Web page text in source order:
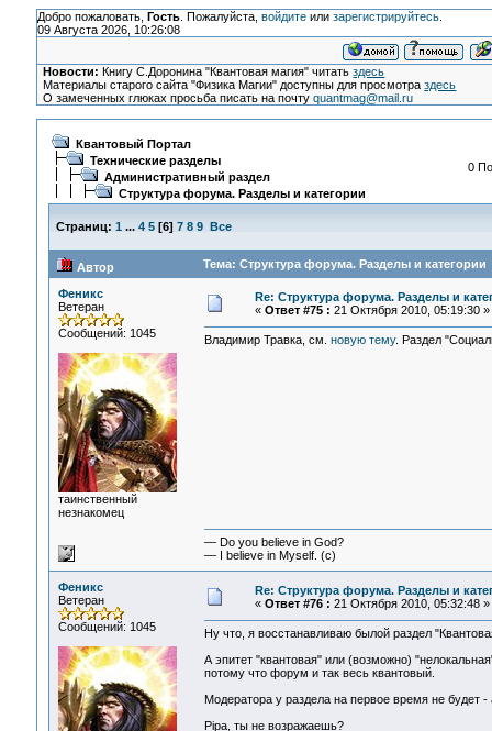
Добро пожаловать, Гость. Пожалуйста, войдитеили зарегистрируйтесь.
09 Августа 2026, 10:26:08
Новости: Книгу С.Доронина "Квантовая магия" читатьздесь
Материалы старого сайта "Физика Магии" доступны для просмотраздесь
О замеченных глюках просьба писать на почтуquantmag@mail.ru
Квантовый Портал
Технические разделы
Административный раздел
Структура форума. Разделы и категории
0
Страниц: 1 ... 4 5[6] 7 8 9 Все
Автор Тема: Структура форума. Разделы и категории
Феникс
Ветеран
Сообщений: 1045
таинственный
незнакомец
Re: Структура форума. Разделы и
« Ответ #75 : 21 Октября 2010, 05:19:30 »
Владимир Травка, см. новую тему. Раздел
— Do you believe in God?
— I believe in Myself. (c)
Феникс
Ветеран
Сообщений: 1045
Re: Структура форума. Разделы и
« Ответ #76 : 21 Октября 2010, 05:32:48 »
Ну что, я восстанавливаю былой раздел
А эпитет "квантовая" или (возможно)
потому что форум и так весь квантовый.
Модератора у раздела на первое время не будет
Pipa, ты не возражаешь?